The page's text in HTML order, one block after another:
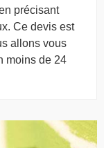
précisant
Ce devis est
allons vous
moins de 24